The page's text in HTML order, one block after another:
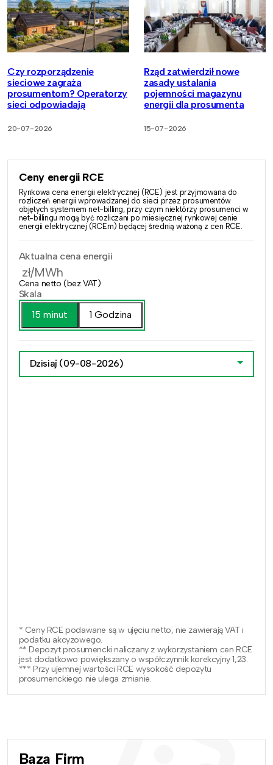
Czy rozporządzenie
sieciowe zagraża
prosumentom? Operatorzy
sieci odpowiadają
20-07-2026
Rząd zatwierdził nowe
zasady ustalania
pojemności magazynu
energii dla prosumenta
15-07-2026
Ceny energii RCE
Rynkowa cena energii elektrycznej (RCE) jest przyjmowana do
rozliczeń energii wprowadzanej do sieci przez prosumentów
objętych systemem net-billing, przy czym niektórzy prosumenci w
net-billingu mogą być rozliczani po miesięcznej rynkowej cenie
energii elektrycznej (RCEm) będącej średnią ważoną z cen RCE.
Aktualna cena energii
zł/MWh
Cena netto (bez VAT)
Skala
15 minut
1 Godzina
Dzisiaj (09-08-2026)
* Ceny RCE podawane są w ujęciu netto, nie zawierają VAT i
podatku akcyzowego.
** Depozyt prosumencki naliczany z wykorzystaniem cen RCE
jest dodatkowo powiększany o współczynnik korekcyjny 1,23.
*** Przy ujemnej wartości RCE wysokość depozytu
prosumenckiego nie ulega zmianie.
Baza Firm